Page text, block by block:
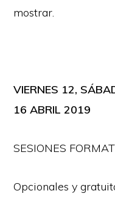
mostrar.
VIERNES 12,
16 ABRIL 2019
SESIONES
Opcionales y